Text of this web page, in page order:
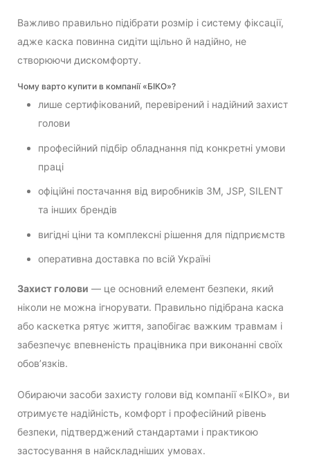
Важливо правильно підібрати розмір і систему фіксації,
адже каска повинна сидіти щільно й надійно, не
створюючи дискомфорту.
Чому варто купити в компанії «БІКО»?
лише сертифікований, перевірений і надійний захист
голови
професійний підбір обладнання під конкретні умови
праці
офіційні постачання від виробників 3M, JSP, SILENT
та інших брендів
вигідні ціни та комплексні рішення для підприємств
оперативна доставка по всій Україні
Захист голови — це основний елемент безпеки, який
ніколи не можна ігнорувати. Правильно підібрана каска
або каскетка рятує життя, запобігає важким травмам і
забезпечує впевненість працівника при виконанні своїх
обов’язків.
Обираючи засоби захисту голови від компанії «БІКО», ви
отримуєте надійність, комфорт і професійний рівень
безпеки, підтверджений стандартами і практикою
застосування в найскладніших умовах.